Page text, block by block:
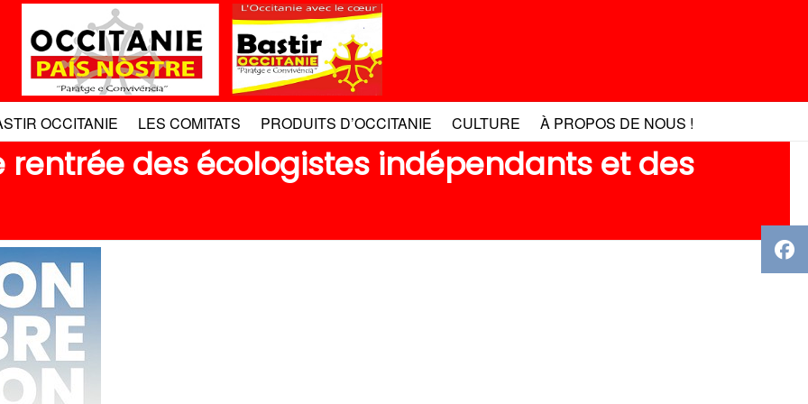
OCCITANIE LES COMITATS PRODUITS D’OCCITANIE CULTURE À PROPOS DE NOUS !
rentrée des écologistes indépendants et des